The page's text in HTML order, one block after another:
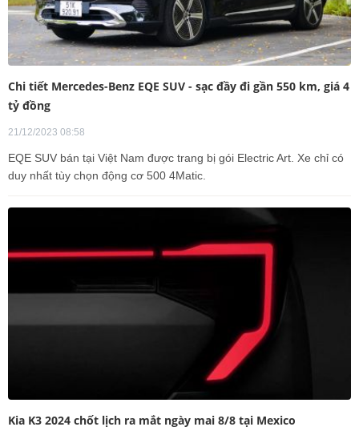
Chi tiết Mercedes-Benz EQE SUV - sạc đầy đi gần 550 km, giá 4
tỷ đồng
21/12/2023 08:58
EQE SUV bán tại Việt Nam được trang bị gói Electric Art. Xe chỉ có
duy nhất tùy chọn động cơ 500 4Matic.
Kia K3 2024 chốt lịch ra mắt ngày mai 8/8 tại Mexico